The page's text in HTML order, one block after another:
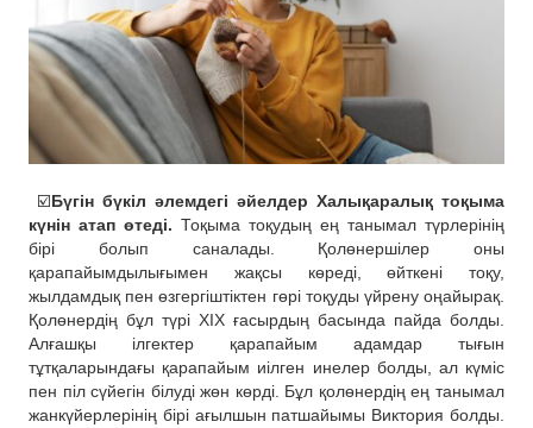
☑️Бүгін бүкіл әлемдегі әйелдер Халықаралық тоқыма
күнін атап өтеді. Тоқыма тоқудың ең танымал түрлерінің
бірі болып саналады. Қолөнершілер оны
қарапайымдылығымен жақсы көреді, өйткені тоқу,
жылдамдық пен өзгергіштіктен гөрі тоқуды үйрену оңайырақ.
Қолөнердің бұл түрі XIX ғасырдың басында пайда болды.
Алғашқы ілгектер қарапайым адамдар тығын
тұтқаларындағы қарапайым иілген инелер болды, ал күміс
пен піл сүйегін білуді жөн көрді. Бұл қолөнердің ең танымал
жанкүйерлерінің бірі ағылшын патшайымы Виктория болды.